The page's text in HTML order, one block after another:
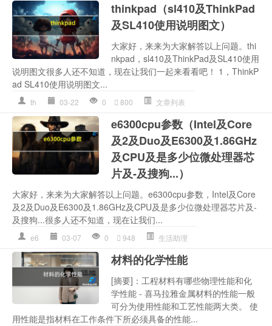
thinkpad（sl410及ThinkPad
及SL410使用说明图文）
大家好，来来为大家解答以上问题。thi
nkpad，sl410及ThinkPad及SL410使用
说明图文很多人还不知道，现在让我们一起来看看吧！ 1，ThinkP
ad SL410使用说明图文...
th 03-22 0 800 文章列表
e6300cpu参数（Intel及Core
及2及Duo及E6300及1.86GHz
及CPU及是多少位微处理器芯
片及-及搜狗...）
大家好，来来为大家解答以上问题。e6300cpu参数，Intel及Core
及2及Duo及E6300及1.86GHz及CPU及是多少位微处理器芯片及-
及搜狗...很多人还不知道，现在让我们...
e6 03-07 0 948 生活助理
材料的化学性能
[摘要]：工程材料有哪些物理性能和化
学性能 - 喜马拉雅金属材料的性能一般
可分为使用性能和工艺性能两大类。 使
用性能是指材料在工作条件下所必须具备的性能...